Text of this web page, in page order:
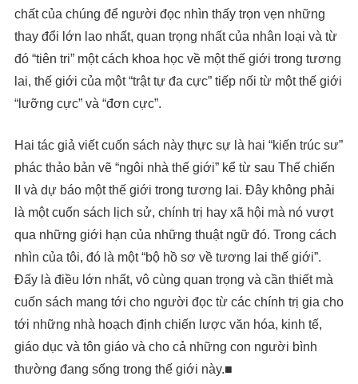
chất của chúng để người đọc nhìn thấy trọn vẹn những
thay đổi lớn lao nhất, quan trọng nhất của nhân loại và từ
đó “tiên tri” một cách khoa học về một thế giới trong tương
lai, thế giới của một “trật tự đa cực” tiếp nối từ một thế giới
“lưỡng cực” và “đơn cực”.
Hai tác giả viết cuốn sách này thực sự là hai “kiến trúc sư”
phác thảo bản vẽ “ngôi nhà thế giới” kể từ sau Thế chiến
II và dự báo một thế giới trong tương lai. Đây không phải
là một cuốn sách lịch sử, chính trị hay xã hội mà nó vượt
qua những giới hạn của những thuật ngữ đó. Trong cách
nhìn của tôi, đó là một “bộ hồ sơ về tương lai thế giới”.
Đấy là điều lớn nhất, vô cùng quan trọng và cần thiết mà
cuốn sách mang tới cho người đọc từ các chính trị gia cho
tới những nhà hoạch định chiến lược văn hóa, kinh tế,
giáo dục và tôn giáo và cho cả những con người bình
thường đang sống trong thế giới này.■